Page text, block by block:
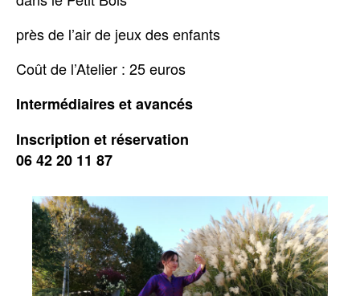
près de l’air de jeux des enfants
Coût de l’Atelier : 25 euros
Intermédiaires et avancés
Inscription et réservation
06 42 20 11 87